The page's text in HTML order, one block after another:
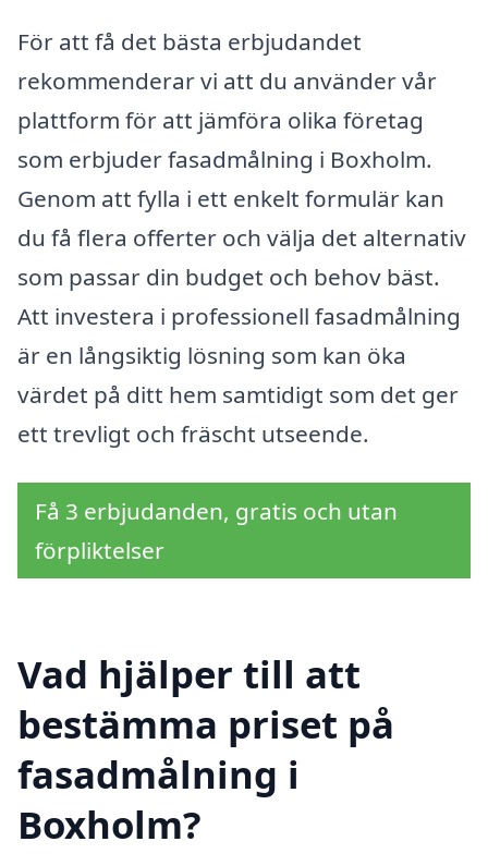
För att få det bästa erbjudandet
rekommenderar vi att du använder vår
plattform för att jämföra olika företag
som erbjuder fasadmålning i Boxholm.
Genom att fylla i ett enkelt formulär kan
du få flera offerter och välja det alternativ
som passar din budget och behov bäst.
Att investera i professionell fasadmålning
är en långsiktig lösning som kan öka
värdet på ditt hem samtidigt som det ger
ett trevligt och fräscht utseende.
Få 3 erbjudanden, gratis och utan
förpliktelser
Vad hjälper till att
bestämma priset på
fasadmålning i
Boxholm?